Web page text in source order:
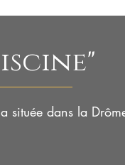
située dans la